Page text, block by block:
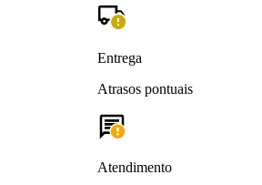
Entrega
Atrasos pontuais
Atendimento